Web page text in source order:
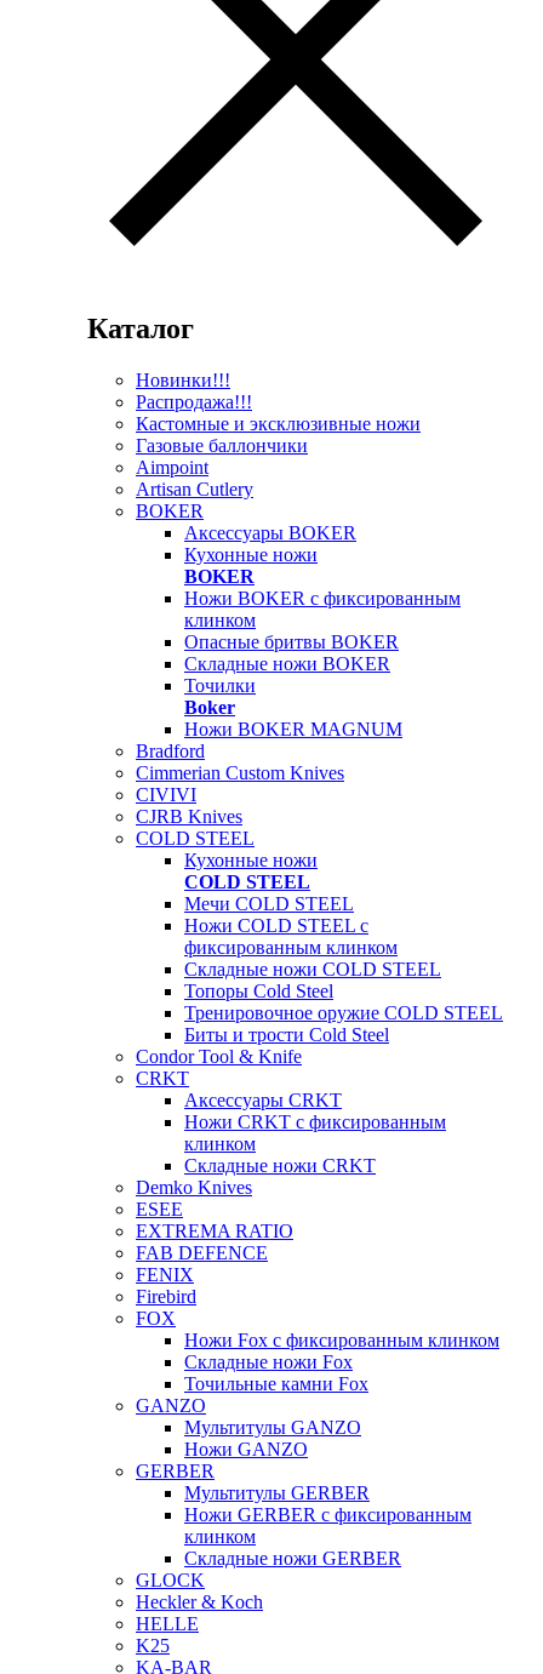
Каталог
Новинки!!!
Распродажа!!!
Кастомные и эксклюзивные ножи
Газовые баллончики
Aimpoint
Artisan Cutlery
BOKER
Аксессуары BOKER
Кухонные ножи
BOKER
Ножи BOKER с фиксированным
клинком
Опасные бритвы BOKER
Складные ножи BOKER
Точилки
Boker
Ножи BOKER MAGNUM
Bradford
Cimmerian Custom Knives
CIVIVI
CJRB Knives
COLD STEEL
Кухонные ножи
COLD STEEL
Мечи COLD STEEL
Ножи COLD STEEL с
фиксированным клинком
Складные ножи COLD STEEL
Топоры Cold Steel
Тренировочное оружие COLD STEEL
Биты и трости Cold Steel
Condor Tool & Knife
CRKT
Аксессуары CRKT
Ножи CRKT с фиксированным
клинком
Складные ножи CRKT
Demko Knives
ESEE
EXTREMA RATIO
FAB DEFENCE
FENIX
Firebird
FOX
Ножи Fox с фиксированным клинком
Складные ножи Fox
Точильные камни Fox
GANZO
Мультитулы GANZO
Ножи GANZO
GERBER
Мультитулы GERBER
Ножи GERBER с фиксированным
клинком
Складные ножи GERBER
GLOCK
Heckler & Koch
HELLE
K25
KA-BAR